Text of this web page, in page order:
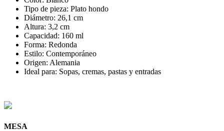
Tipo de pieza: Plato hondo
Diámetro: 26,1 cm
Altura: 3,2 cm
Capacidad: 160 ml
Forma: Redonda
Estilo: Contemporáneo
Origen: Alemania
Ideal para: Sopas, cremas, pastas y entradas
MESA